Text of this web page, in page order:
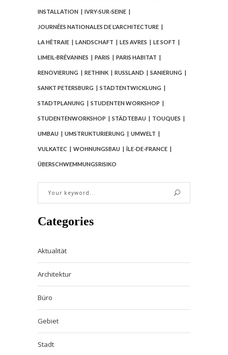
INSTALLATION IVRY-SUR-SEINE
JOURNÉES NATIONALES DE L'ARCHITECTURE
LA HÊTRAIE LANDSCHAFT LES AVRES LE SOFT
LIMEIL-BRÉVANNES PARIS PARIS HABITAT
RENOVIERUNG RETHINK RUSSLAND SANIERUNG
SANKT PETERSBURG STADTENTWICKLUNG
STADTPLANUNG STUDENTEN WORKSHOP
STUDENTENWORKSHOP STÄDTEBAU TOUQUES
UMBAU UMSTRUKTURIERUNG UMWELT
VULKATEC WOHNUNGSBAU ÎLE-DE-FRANCE
ÜBERSCHWEMMUNGSRISIKO
Categories
Aktualität
Architektur
Büro
Gebiet
Stadt